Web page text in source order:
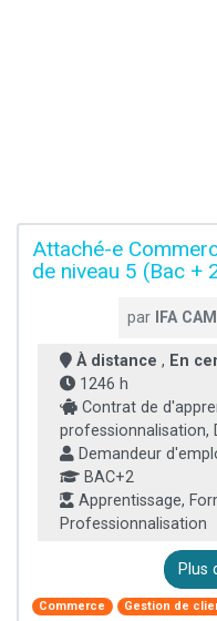
Attaché-e
de niveau 5 (Bac +
par IFA
À distance , En
1246 h
Contrat de
professionnalisation,
Demandeur
BAC+2
Apprentissage,
Professionnalisation
Plus
Commerce
Gestion de